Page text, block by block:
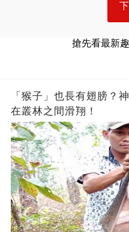
搶先看最新
「猴子」也長有翅膀？
在叢林之間滑翔！